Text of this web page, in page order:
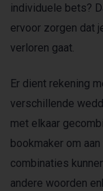
individuele bets?
ervoor zorgen dat
verloren gaat.
Er dient rekening
verschillende
met elkaar
bookmaker om
combinaties
andere woorden